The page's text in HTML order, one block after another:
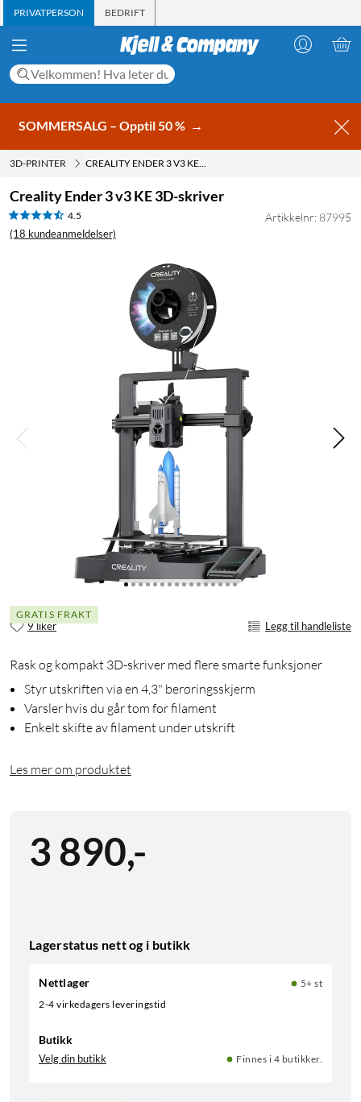
PRIVATPERSON BEDRIFT
SOMMERSALG – Opptil 50 % →
3D-PRINTER CREALITY ENDER 3 V3 KE 3D-SKRIVER
Creality Ender 3 v3 KE 3D-skriver
4.5
(18 kundeanmeldelser)
Artikkelnr: 87995
GRATIS FRAKT
9 liker Legg til handleliste
Rask og kompakt 3D-skriver med flere smarte funksjoner
Styr utskriften via en 4,3" berøringsskjerm
Varsler hvis du går tom for filament
Enkelt skifte av filament under utskrift
Les mer om produktet
3 890,-
Lagerstatus nett og i butikk
Nettlager
5+ st
2-4 virkedagers leveringstid
Butikk
Velg din butikk Finnes i 4 butikker.